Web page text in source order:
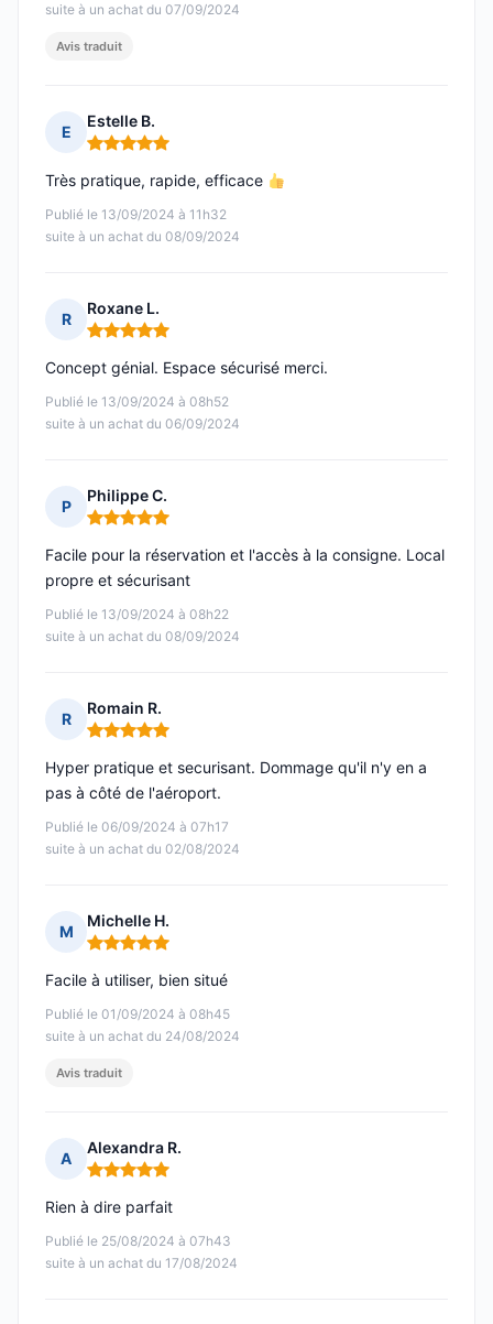
suite à un achat du 07/09/2024
Avis traduit
E
Estelle B.
Note : 5 sur 5
Publié le 13/09/2024 à 11h32
suite à un achat du 08/09/2024
Très pratique, rapide, efficace
R
Roxane L.
Note : 5 sur 5
Publié le 13/09/2024 à 08h52
suite à un achat du 06/09/2024
Concept génial. Espace sécurisé merci.
P
Philippe C.
Note : 5 sur 5
Publié le 13/09/2024 à 08h22
suite à un achat du 08/09/2024
Facile pour la réservation et l'accès à la consigne. Local
propre et sécurisant
R
Romain R.
Note : 5 sur 5
Publié le 06/09/2024 à 07h17
suite à un achat du 02/08/2024
Hyper pratique et securisant. Dommage qu'il n'y en a
pas à côté de l'aéroport.
M
Michelle H.
Note : 5 sur 5
Publié le 01/09/2024 à 08h45
suite à un achat du 24/08/2024
Facile à utiliser, bien situé
Avis traduit
A
Alexandra R.
Note : 5 sur 5
Publié le 25/08/2024 à 07h43
suite à un achat du 17/08/2024
Rien à dire parfait